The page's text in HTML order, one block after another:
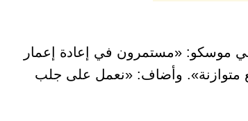
موسكو: «مستمرون في إعادة إعمار
متوازنة». وأضاف: «نعمل على جلب